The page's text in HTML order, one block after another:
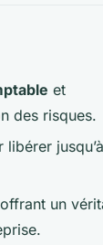
et
des risques.
libérer
offrant un